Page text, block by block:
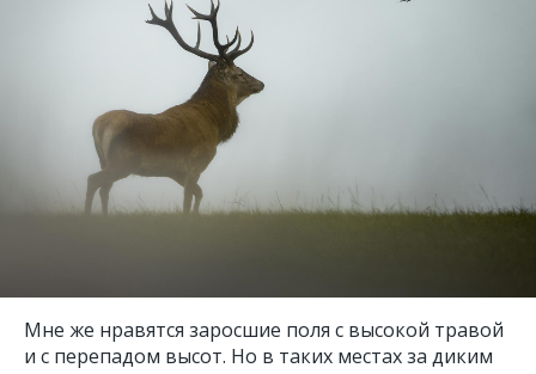
Мне же нравятся заросшие поля с высокой травой
и с перепадом высот. Но в таких местах за диким